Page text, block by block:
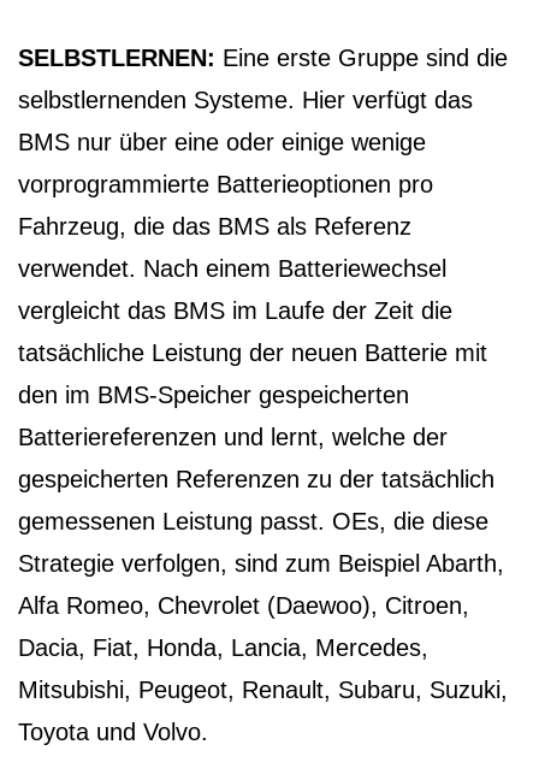
SELBSTLERNEN: Eine erste Gruppe sind die
selbstlernenden Systeme. Hier verfügt das
BMS nur über eine oder einige wenige
vorprogrammierte Batterieoptionen pro
Fahrzeug, die das BMS als Referenz
verwendet. Nach einem Batteriewechsel
vergleicht das BMS im Laufe der Zeit die
tatsächliche Leistung der neuen Batterie mit
den im BMS-Speicher gespeicherten
Batteriereferenzen und lernt, welche der
gespeicherten Referenzen zu der tatsächlich
gemessenen Leistung passt. OEs, die diese
Strategie verfolgen, sind zum Beispiel Abarth,
Alfa Romeo, Chevrolet (Daewoo), Citroen,
Dacia, Fiat, Honda, Lancia, Mercedes,
Mitsubishi, Peugeot, Renault, Subaru, Suzuki,
Toyota und Volvo.